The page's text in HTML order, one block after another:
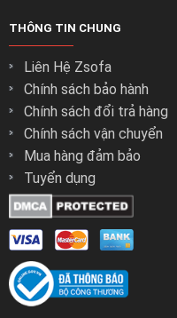
khách được những
Là doanh nghiệp sử
nhất từ những nguồn
Đây là sự đảm bảo cho
chất lượng đến từng chi
tâm.
Với những phương pháp
và hiệu quả nhất để tăng
Kết hợp với đó là hệ
và độ chính xác cao
Đảm bảo tạo nên cho
sofa chất lượng nhất.
THÔNG TIN CHUNG
Liên Hệ Zsofa
Chính sách bảo hành
Chính sách đổi trả hàng
Chính sách vận chuyển
Mua hàng đảm bảo
Tuyển dụng